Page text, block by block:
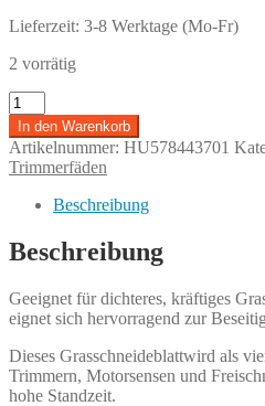
Lieferzeit: 3-8 Werktage (Mo-Fr)
2 vorrätig
Grasschneideblatt,
4-
flügelig
Menge
In den Warenkorb
Artikelnummer: HU578443701
Trimmerfäden
Beschreibung
Beschreibung
Geeignet für dichteres, kräftiges
eignet sich hervorragend zur
Dieses Grasschneideblattwird als
Trimmern, Motorsensen und
hohe Standzeit.